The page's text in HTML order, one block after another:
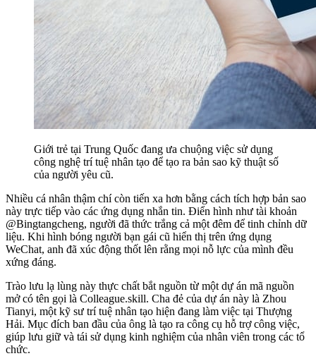
Giới trẻ tại Trung Quốc đang ưa chuộng việc sử dụng
công nghệ trí tuệ nhân tạo để tạo ra bản sao kỹ thuật số
của người yêu cũ.
Nhiều cá nhân thậm chí còn tiến xa hơn bằng cách tích hợp bản sao
này trực tiếp vào các ứng dụng nhắn tin. Điển hình như tài khoản
@Bingtangcheng, người đã thức trắng cả một đêm để tinh chỉnh dữ
liệu. Khi hình bóng người bạn gái cũ hiển thị trên ứng dụng
WeChat, anh đã xúc động thốt lên rằng mọi nỗ lực của mình đều
xứng đáng.
Trào lưu lạ lùng này thực chất bắt nguồn từ một dự án mã nguồn
mở có tên gọi là Colleague.skill. Cha đẻ của dự án này là Zhou
Tianyi, một kỹ sư trí tuệ nhân tạo hiện đang làm việc tại Thượng
Hải. Mục đích ban đầu của ông là tạo ra công cụ hỗ trợ công việc,
giúp lưu giữ và tái sử dụng kinh nghiệm của nhân viên trong các tổ
chức.